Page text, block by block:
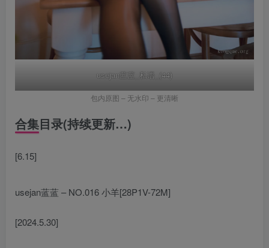
usejan蓝蓝_私语_(44)
包内原图 – 无水印 – 更清晰
合集目录(持续更新…)
[6.15]
usejan蓝蓝 – NO.016 小羊[28P1V-72M]
[2024.5.30]